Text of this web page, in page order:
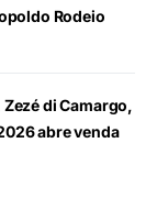
Rodeio
di Camargo,
abre venda